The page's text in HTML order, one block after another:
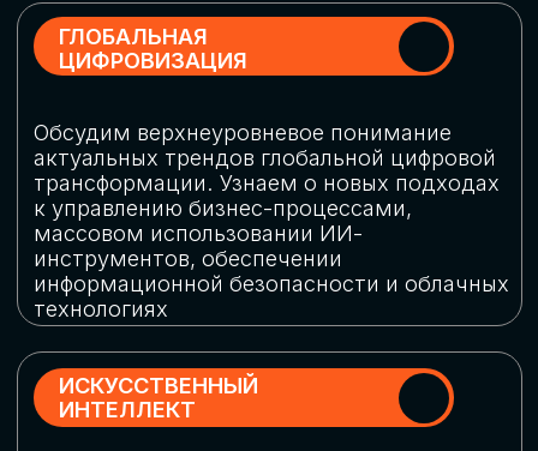
Выясним, как в наши дни уверенно
защищать свой бизнес от киберугроз
рекламными кампаниями показывают
наибольшую эффективность
РОБОТИЗАЦИЯ
Узнаем, в каких отраслях ИИ
«материализуется», какие роботы
решают сложные бизнес-задачи, а где
только обсуждают концепции
роботизации и потенциальные бюджеты
на тестирование образцов